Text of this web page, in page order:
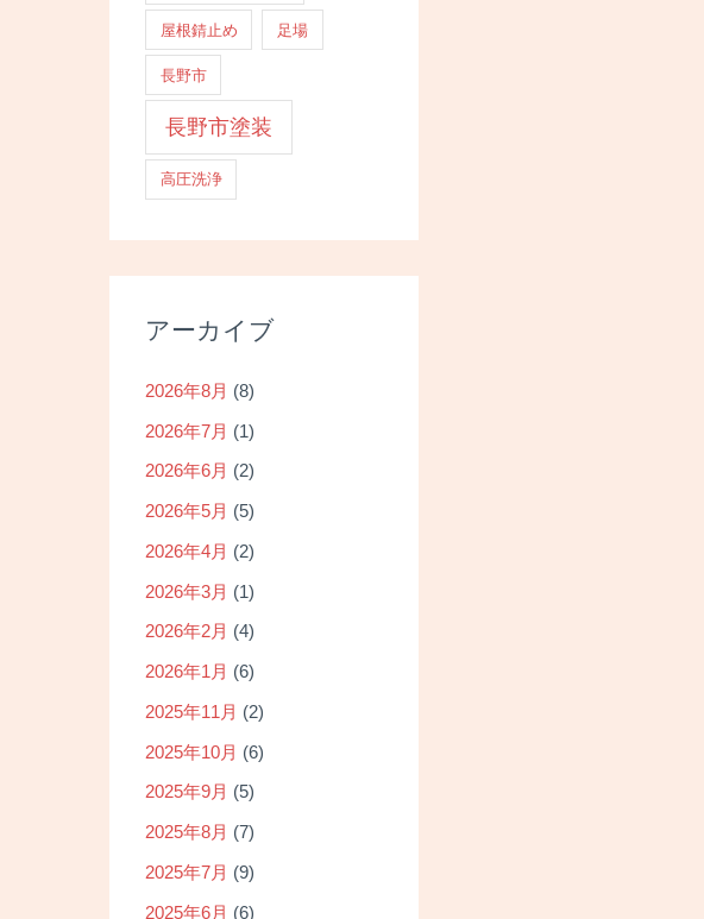
屋根錆止め 足場
長野市
長野市塗装
高圧洗浄
アーカイブ
2026年8月 (8)
2026年7月 (1)
2026年6月 (2)
2026年5月 (5)
2026年4月 (2)
2026年3月 (1)
2026年2月 (4)
2026年1月 (6)
2025年11月 (2)
2025年10月 (6)
2025年9月 (5)
2025年8月 (7)
2025年7月 (9)
2025年6月 (6)